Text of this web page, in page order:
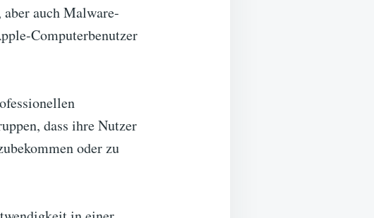
auch Malware-
Computerbenutzer
dass ihre Nutzer
oder zu